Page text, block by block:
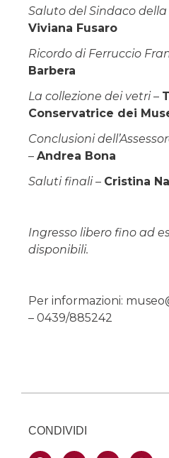
Saluto del Sindaco
Viviana Fusaro
Ricordo di Ferruccio
Barbera
La collezione dei vetri –
Conservatrice dei
Conclusioni
– Andrea Bona
Saluti finali – Cristina
Ingresso libero fino ad
disponibili.
Per informazioni:
– 0439/885242
CONDIVIDI